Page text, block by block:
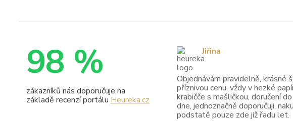
98 %
zákazníků nás doporučuje na
základě recenzí portálu Heureka.cz
Objednávám pravidelně, krásné
příznivou cenu, vždy v hezké
krabičče s mašličkou, doručení
dne, jednoznačně doporučuji,
podstatě pouze zde již řadu let.
Jiřina